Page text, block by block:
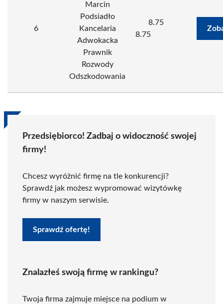
6
Marcin
Podsiadło
Kancelaria
Adwokacka
Prawnik
Rozwody
Odszkodowania
8.75
8.75
Przedsiębiorco! Zadbaj o widoczność swojej
firmy!
Chcesz wyróżnić firmę na tle konkurencji?
Sprawdź jak możesz wypromować wizytówkę
firmy w naszym serwisie.
Sprawdź ofertę!
Znalazłeś swoją firmę w rankingu?
Twoja firma zajmuje miejsce na podium w